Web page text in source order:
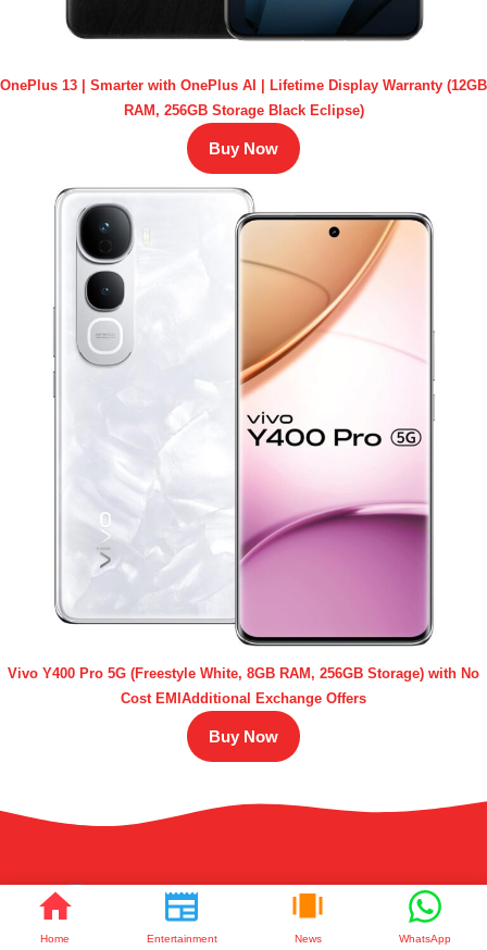
Home Entertainment News WhatsApp
OnePlus 13 | Smarter with OnePlus AI | Lifetime Display Warranty (12GB
RAM, 256GB Storage Black Eclipse)
Buy Now
Vivo Y400 Pro 5G (Freestyle White, 8GB RAM, 256GB Storage) with No
Cost EMIAdditional Exchange Offers
Buy Now